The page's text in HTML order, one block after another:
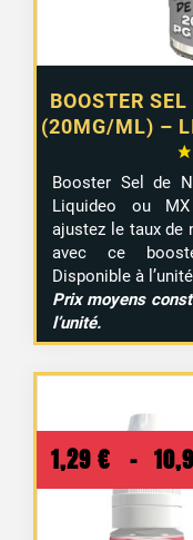
BOOSTER
(20MG/ML) –
Booster Sel de
Liquideo ou
ajustez le taux de
avec ce
Disponible à
Prix moyens
l’unité.
1,29 € –